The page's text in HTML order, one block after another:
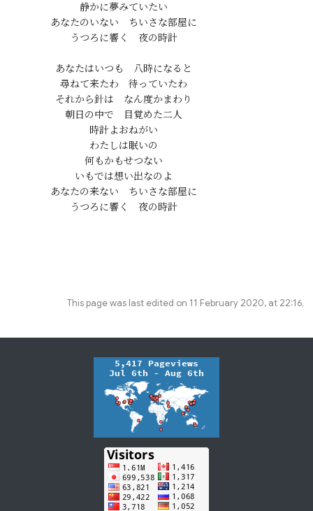
静かに夢みていたい
あなたのいない　ちいさな部屋に
うつろに響く　夜の時計
あなたはいつも　八時になると
尋ねて来たわ　待っていたわ
それから針は　なん度かまわり
朝日の中で　目覚めた二人
時計よおねがい
わたしは眠いの
何もかもせつない
いもでは想い出なのよ
あなたの来ない　ちいさな部屋に
This page was last edited on 11 February 2020, at 22:16.